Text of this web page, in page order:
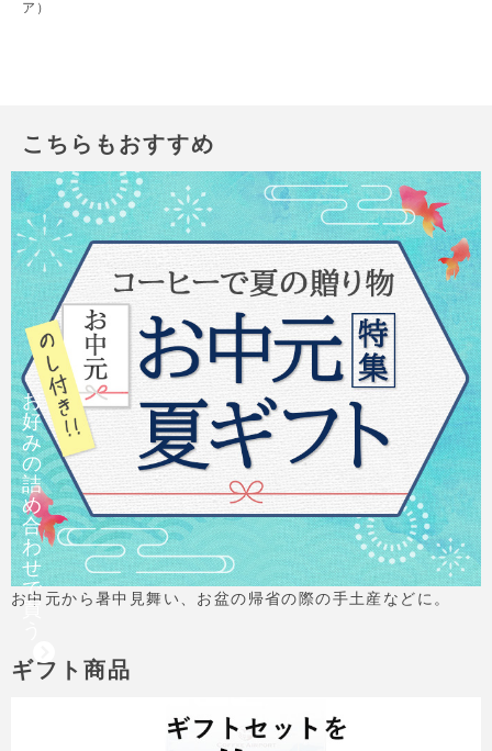
ア）
こちらもおすすめ
お中元から暑中見舞い、お盆の帰省の際の手土産などに。
ギフト商品
お
好
み
の
詰
め
合
わ
せ
で
買